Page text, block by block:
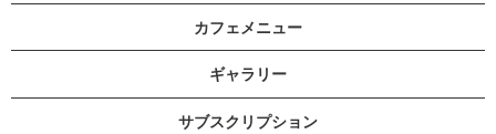
カフェメニュー
ギャラリー
サブスクリプション